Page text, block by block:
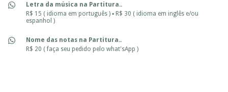
Letra da música na Partitura..
R$ 15 ( idioma em português ) ▪ R$ 30 ( idioma em inglês e/ou
espanhol )
Nome das notas na Partitura..
R$ 20 ( faça seu pedido pelo what'sApp )